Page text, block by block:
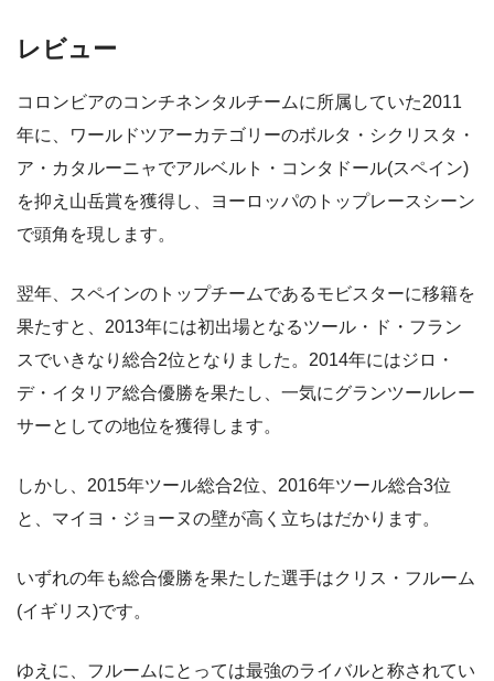
レビュー
コロンビアのコンチネンタルチームに所属していた2011
年に、ワールドツアーカテゴリーのボルタ・シクリスタ・
ア・カタルーニャでアルベルト・コンタドール(スペイン)
を抑え山岳賞を獲得し、ヨーロッパのトップレースシーン
で頭角を現します。
翌年、スペインのトップチームであるモビスターに移籍を
果たすと、2013年には初出場となるツール・ド・フラン
スでいきなり総合2位となりました。2014年にはジロ・
デ・イタリア総合優勝を果たし、一気にグランツールレー
サーとしての地位を獲得します。
しかし、2015年ツール総合2位、2016年ツール総合3位
と、マイヨ・ジョーヌの壁が高く立ちはだかります。
いずれの年も総合優勝を果たした選手はクリス・フルーム
(イギリス)です。
ゆえに、フルームにとっては最強のライバルと称されてい